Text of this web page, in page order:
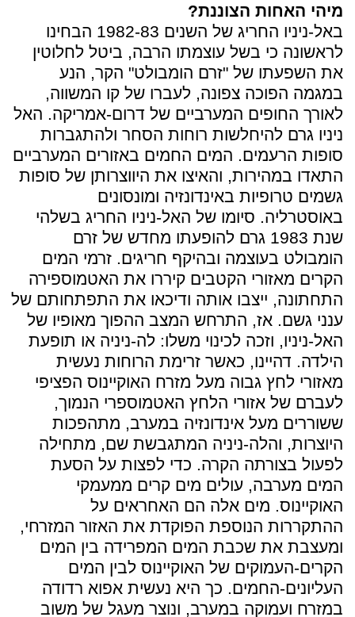
מיהי האחות הצוננת?
באל-ניניו החריג של השנים 1982-83 הבחינו
לראשונה כי בשל עוצמתו הרבה, ביטל לחלוטין
את השפעתו של "זרם הומבולט" הקר, הנע
במגמה הפוכה צפונה, לעברו של קו המשווה,
לאורך החופים המערביים של דרום-אמריקה. האל
ניניו גרם להיחלשות רוחות הסחר ולהתגברות
סופות הרעמים. המים החמים באזורים המערביים
התאדו במהירות, והאיצו את היווצרותן של סופות
גשמים טרופיות באינדונזיה ומונסונים
באוסטרליה. סיומו של האל-ניניו החריג בשלהי
שנת 1983 גרם להופעתו מחדש של זרם
הומבולט בעוצמה ובהיקף חריגים. זרמי המים
הקרים מאזורי הקטבים קיררו את האטמוספירה
התחתונה, ייצבו אותה ודיכאו את התפתחותם של
ענני גשם. אז, התרחש המצב ההפוך מאופיו של
האל-ניניו, וזכה לכינוי משלו: לה-ניניה או תופעת
הילדה. דהיינו, כאשר זרימת הרוחות נעשית
מאזורי לחץ גבוה מעל מזרח האוקיינוס הפציפי
לעברם של אזורי הלחץ האטמוספרי הנמוך,
ששוררים מעל אינדונזיה במערב, מתהפכות
היוצרות, והלה-ניניה המתגבשת שם, מתחילה
לפעול בצורתה הקרה. כדי לפצות על הסעת
המים מערבה, עולים מים קרים ממעמקי
האוקיינוס. מים אלה הם האחראים על
ההתקררות הנוספת הפוקדת את האזור המזרחי,
ומעצבת את שכבת המים המפרידה בין המים
הקרים-העמוקים של האוקיינוס לבין המים
העליונים-החמים. כך היא נעשית אפוא רדודה
במזרח ועמוקה במערב, ונוצר מעגל של משוב